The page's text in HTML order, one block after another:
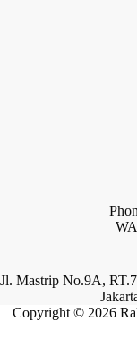
Jl. Mastrip No.9A,
Copyright © 2026